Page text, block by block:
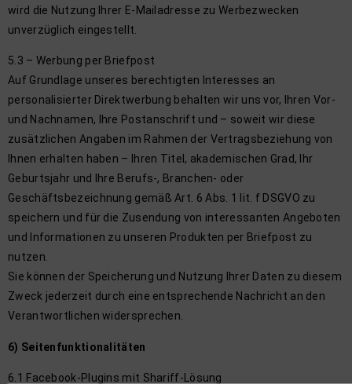
wird die Nutzung Ihrer E-Mailadresse zu Werbezwecken
unverzüglich eingestellt.
5.3 – Werbung per Briefpost
Auf Grundlage unseres berechtigten Interesses an
personalisierter Direktwerbung behalten wir uns vor, Ihren Vor-
und Nachnamen, Ihre Postanschrift und – soweit wir diese
zusätzlichen Angaben im Rahmen der Vertragsbeziehung von
Ihnen erhalten haben – Ihren Titel, akademischen Grad, Ihr
Geburtsjahr und Ihre Berufs-, Branchen- oder
Geschäftsbezeichnung gemäß Art. 6 Abs. 1 lit. f DSGVO zu
speichern und für die Zusendung von interessanten Angeboten
und Informationen zu unseren Produkten per Briefpost zu
nutzen.
Sie können der Speicherung und Nutzung Ihrer Daten zu diesem
Zweck jederzeit durch eine entsprechende Nachricht an den
Verantwortlichen widersprechen.
6) Seitenfunktionalitäten
6.1 Facebook-Plugins mit Shariff-Lösung